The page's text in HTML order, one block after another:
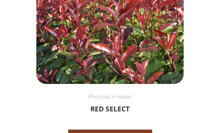
Photinia x Fraseri
RED SELECT